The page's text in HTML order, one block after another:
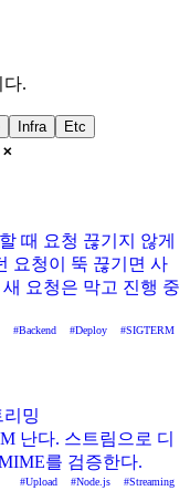
.
Infra Etc
✕
때 요청 끊기지 않게
요청이 뚝 끊기면 사
요청은 막고 진행 중
#Backend #Deploy #SIGTERM
밍
난다. 스트림으로 디
를 검증한다.
#Upload #Node.js #Streaming